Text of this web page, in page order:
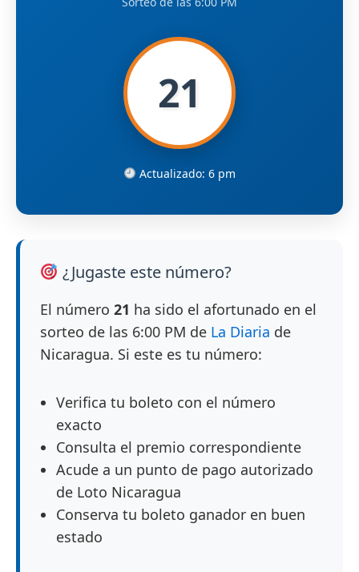
21
Actualizado: 6 pm
¿Jugaste este número?
El número 21 ha sido el afortunado en el
sorteo de las 6:00 PM de La Diaria de
Nicaragua. Si este es tu número:
Verifica tu boleto con el número
exacto
Consulta el premio correspondiente
Acude a un punto de pago autorizado
de Loto Nicaragua
Conserva tu boleto ganador en buen
estado